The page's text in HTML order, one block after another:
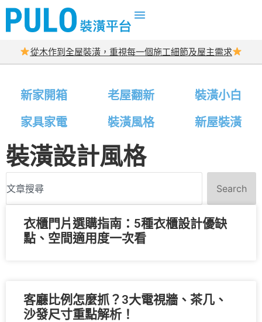
從木作到全屋裝潢，重視每一個施工細節及屋主需求
新家開箱 老屋翻新
裝潢小白
家具家電
裝潢風格 新屋裝潢
裝潢設計風格
Search
衣櫃門片選購指南：5種衣櫃設計優缺
點、空間適用度一次看
客廳比例怎麼抓？3大電視牆、茶几、
沙發尺寸重點解析！